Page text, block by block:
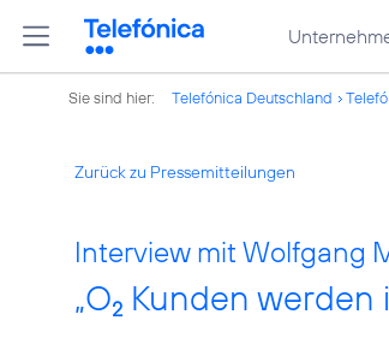
Sie sind hier: Telefónica Deutschland
Zurück zu Pressemitteilungen
Interview mit Wolfgang
„O2 Kunden werden